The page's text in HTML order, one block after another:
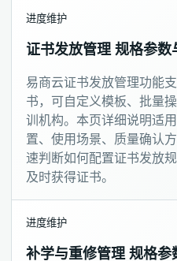
进度维护
证书发放管理 规格参数
易商云证书发放管理功能
书，可自定义模板、批量
训机构。本页详细说明适
置、使用场景、质量确认
速判断如何配置证书发放
及时获得证书。
进度维护
补学与重修管理 规格参